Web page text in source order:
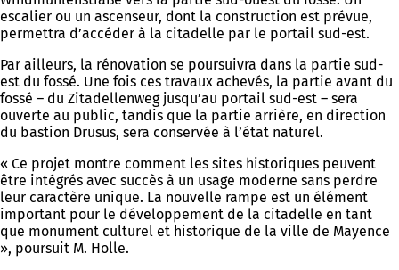
escalier ou un ascenseur, dont la construction est prévue,
permettra d’accéder à la citadelle par le portail sud-est.
Par ailleurs, la rénovation se poursuivra dans la partie sud-
est du fossé. Une fois ces travaux achevés, la partie avant du
fossé – du Zitadellenweg jusqu’au portail sud-est – sera
ouverte au public, tandis que la partie arrière, en direction
du bastion Drusus, sera conservée à l’état naturel.
« Ce projet montre comment les sites historiques peuvent
être intégrés avec succès à un usage moderne sans perdre
leur caractère unique. La nouvelle rampe est un élément
important pour le développement de la citadelle en tant
que monument culturel et historique de la ville de Mayence
», poursuit M. Holle.